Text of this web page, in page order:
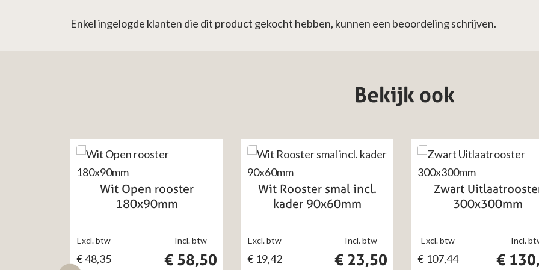
Enkel ingelogde klanten die dit product gekocht hebben, kunnen een beoordeling schrijven.
Bekijk ook
Wit Open rooster
180x90mm
Incl. btw
€58,50
Excl. btw
€48,35
Wit Rooster smal incl.
kader 90x60mm
Incl. btw
€ 23,50
Excl. btw
€19,42
Zwart
300x300mm
Incl.
€
Excl. btw
€ 107,44